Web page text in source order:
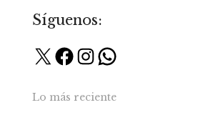
Síguenos:
X Facebook
Instagram
WhatsApp
Lo más reciente